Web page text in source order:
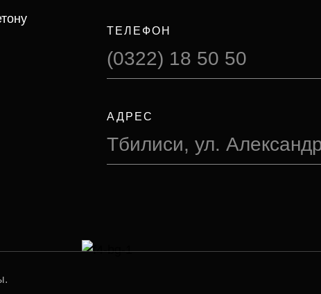
ТЕЛЕФОН
(0322) 18 50 50
АДРЕС
Тбилиси, ул.